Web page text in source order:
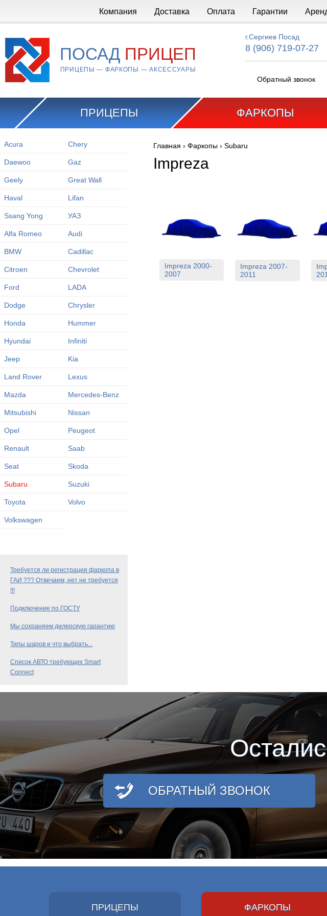
Компания Доставка Оплата Гарантии
ПОСАД ПРИЦЕП
ПРИЦЕПЫ — ФАРКОПЫ — АКСЕССУАРЫ
г.Сергиев Посад
8 (906) 719-07-27
Обратный звонок
ПРИЦЕПЫ ФАРКОПЫ
Acura Chery
Daewoo Gaz
Geely Great Wall
Haval Lifan
Ssang Yong УАЗ
Alfa Romeo Audi
BMW Cadillac
Citroen Chevrolet
Ford LADA
Dodge Chrysler
Honda Hummer
Hyundai Infiniti
Jeep Kia
Land Rover Lexus
Mazda Mercedes-Benz
Mitsubishi Nissan
Opel Peugeot
Renault Saab
Seat Skoda
Subaru Suzuki
Toyota Volvo
Volkswagen
Требуется ли регистрация фаркопа в
ГАИ ??? Отвечаем, нет не требуется
!!!
Подключение по ГОСТУ
Мы сохраняем дилерскую гарантию
Типы шаров и что выбрать...
Список АВТО требующих Smart
Connect
Вы здесь
Главная › Фаркопы › Subaru
Impreza
Impreza 2000-
2007
Impreza 2007-
2011
ОБРАТНЫЙ ЗВОНОК
ПРИЦЕПЫ ФАРКОПЫ